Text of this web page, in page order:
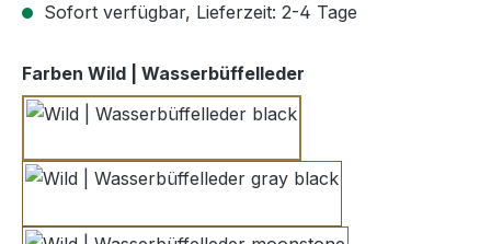
Sofort verfügbar, Lieferzeit: 2-4 Tage
Farben Wild | Wasserbüffelleder